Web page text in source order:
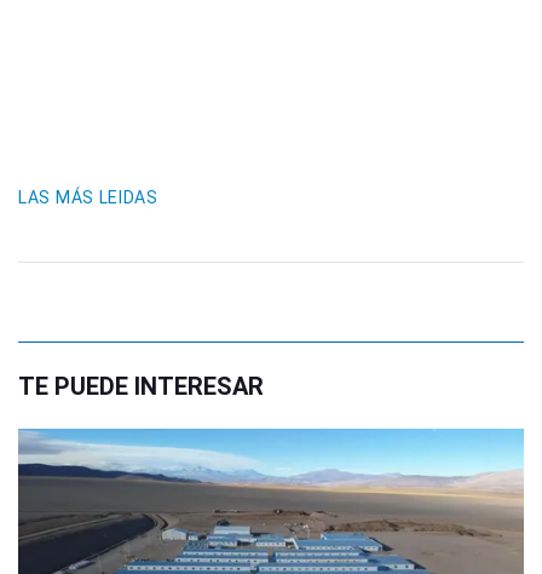
LAS MÁS LEIDAS
TE PUEDE INTERESAR